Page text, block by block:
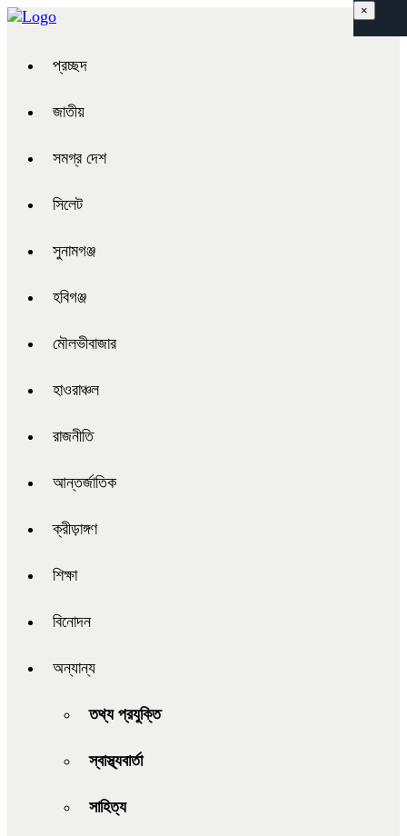
প্রচ্ছদ
জাতীয়
সমগ্র দেশ
সিলেট
সুনামগঞ্জ
হবিগঞ্জ
মৌলভীবাজার
হাওরাঞ্চল
রাজনীতি
আন্তর্জাতিক
ক্রীড়াঙ্গণ
শিক্ষা
বিনোদন
অন্যান্য
তথ্য প্রযুক্তি
স্বাস্থ্যবার্তা
সাহিত্য
×